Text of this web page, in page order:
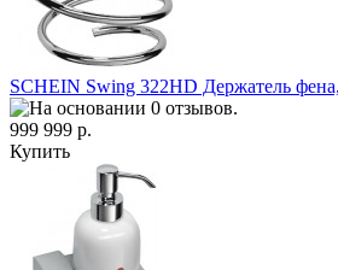
SCHEIN Swing 322HD Держатель
999 999 р.
Купить